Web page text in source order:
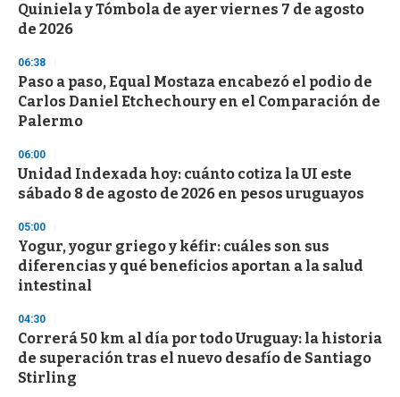
Quiniela y Tómbola de ayer viernes 7 de agosto
de 2026
06:38
Paso a paso, Equal Mostaza encabezó el podio de
Carlos Daniel Etchechoury en el Comparación de
Palermo
06:00
Unidad Indexada hoy: cuánto cotiza la UI este
sábado 8 de agosto de 2026 en pesos uruguayos
05:00
Yogur, yogur griego y kéfir: cuáles son sus
diferencias y qué beneficios aportan a la salud
intestinal
04:30
Correrá 50 km al día por todo Uruguay: la historia
de superación tras el nuevo desafío de Santiago
Stirling